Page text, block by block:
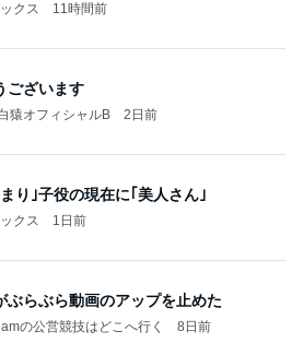
クス 11時間前
ございます
猿オフィシャルB 2日前
り｣子役の現在に｢美人さん｣
クス 1日前
ぶらぶら動画のアップを止めた
の公営競技はどこへ行く 8日前